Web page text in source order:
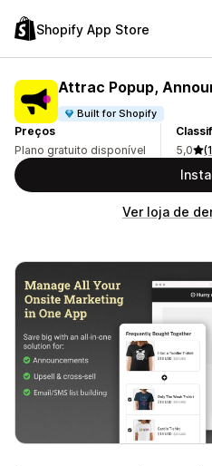
Shopify App Store
Attrac Popup,
Built for Shopify
Preços
Plano gratuito disponível
5,0
Ver loja de